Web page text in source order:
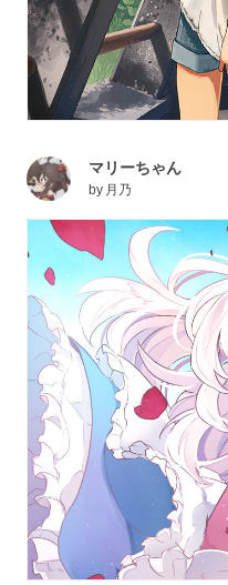
マリーちゃん
by 月乃